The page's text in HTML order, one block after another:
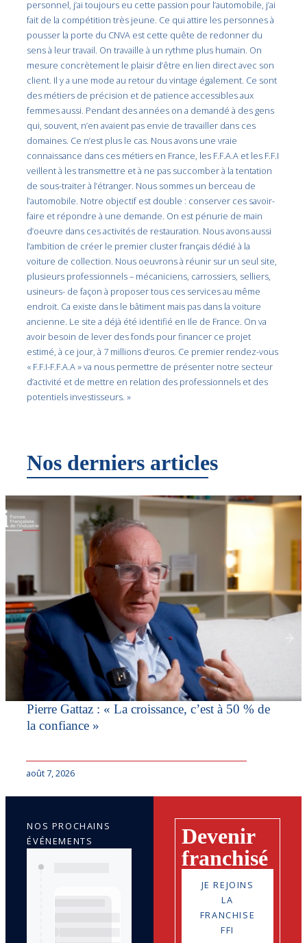
personnel, j’ai toujours eu cette passion pour l’automobile, j’ai
fait de la compétition très jeune. Ce qui attire les personnes à
pousser la porte du CNVA est cette quête de redonner du
sens à leur travail. On travaille à un rythme plus humain. On
mesure concrètement le plaisir d’être en lien direct avec son
client. Il y a une mode au retour du vintage également. Ce sont
des métiers de précision et de patience accessibles aux
femmes aussi. Pendant des années on a demandé à des gens
qui, souvent, n’en avaient pas envie de travailler dans ces
domaines. Ce n’est plus le cas. Nous avons une vraie
connaissance dans ces métiers en France, les F.F.A.A et les F.F.I
veillent à les transmettre et à ne pas succomber à la tentation
de sous-traiter à l’étranger. Nous sommes un berceau de
l’automobile. Notre objectif est double : conserver ces savoir-
faire et répondre à une demande. On est pénurie de main
d’oeuvre dans ces activités de restauration. Nous avons aussi
l’ambition de créer le premier cluster français dédié à la
voiture de collection. Nous oeuvrons à réunir sur un seul site,
plusieurs professionnels – mécaniciens, carrossiers, selliers,
usineurs- de façon à proposer tous ces services au même
endroit. Ca existe dans le bâtiment mais pas dans la voiture
ancienne. Le site a déjà été identifié en Ile de France. On va
avoir besoin de lever des fonds pour financer ce projet
estimé, à ce jour, à 7 millions d’euros. Ce premier rendez-vous
« F.F.I-F.F.A.A » va nous permettre de présenter notre secteur
d’activité et de mettre en relation des professionnels et des
potentiels investisseurs. »
Nos derniers articles
Pierre Gattaz : « La croissance, c’est à 50 % de
la confiance »
août 7, 2026
Devenir
franchisé
JE REJOINS
LA
FRANCHISE
FFI
NOS PROCHAINS
ÉVÉNEMENTS